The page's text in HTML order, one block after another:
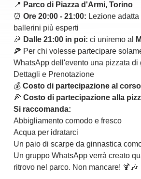
📍 Parco di Piazza d'Armi, Torino
⏰ Ore 20:00 - 21:00: Lezione
ballerini più esperti
🎉 Dalle 21:00 in poi: ci uniremo al
🍕 Per chi volesse partecipare
WhatsApp dell'evento una pizzata di
Dettagli e Prenotazione
💰 Costo di partecipazione al
🍕 Costo di partecipazione alla
Si raccomanda:
Abbigliamento comodo e fresco
Acqua per idratarci
Un paio di scarpe da ginnastica
Un gruppo WhatsApp verrà creato
ritrovo nel parco. Non mancare! 🍹🎶